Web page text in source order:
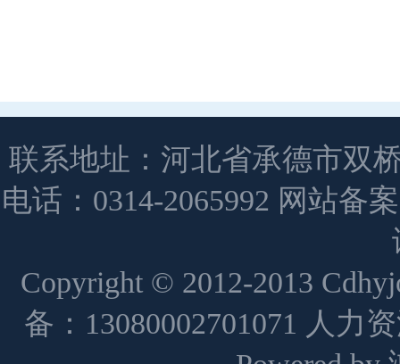
联系地址：河北省承德市双
电话：0314-2065992 网站备
Copyright © 2012-2013
备：13080002701071 人力